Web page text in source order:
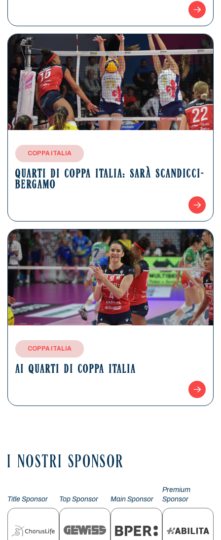
COPPA ITALIA
QUARTI DI COPPA ITALIA: SARÀ SCANDICCI-
BERGAMO
COPPA ITALIA
AI QUARTI DI COPPA ITALIA
I NOSTRI SPONSOR
Title Sponsor Top Sponsor Main Sponsor
Premium
Sponsor